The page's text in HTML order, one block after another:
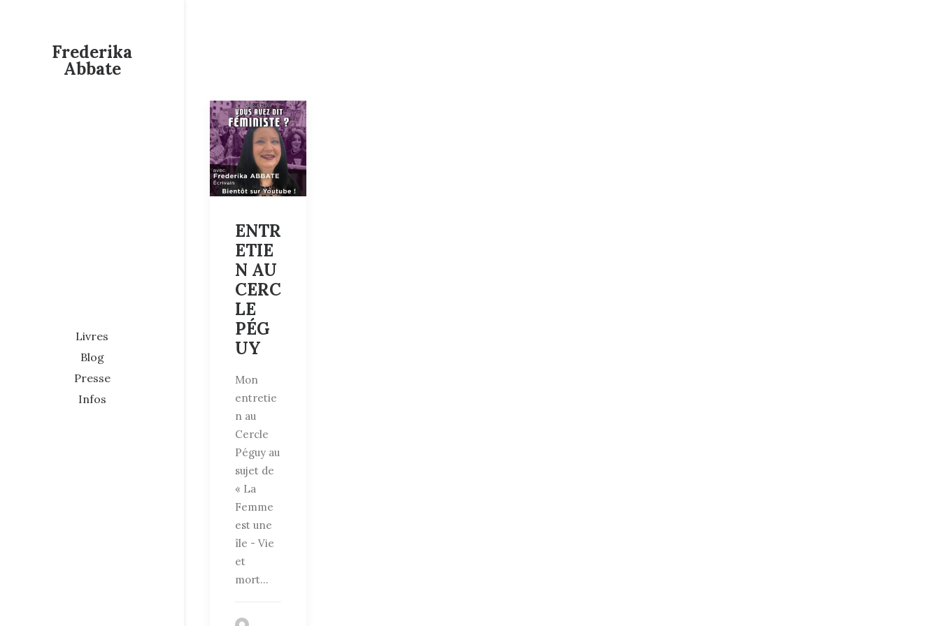
Frederika
Abbate
Livres
Blog
Presse
Infos
ENTR
ETIE
N AU
CERC
LE
PÉG
UY
Mon
entretie
n au
Cercle
Péguy au
sujet de
« La
Femme
est une
île - Vie
et
mort…